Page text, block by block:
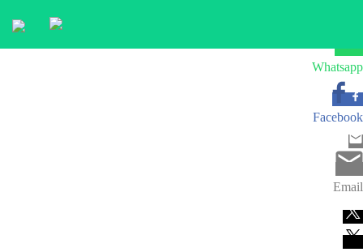
Whatsapp
Facebook
Email